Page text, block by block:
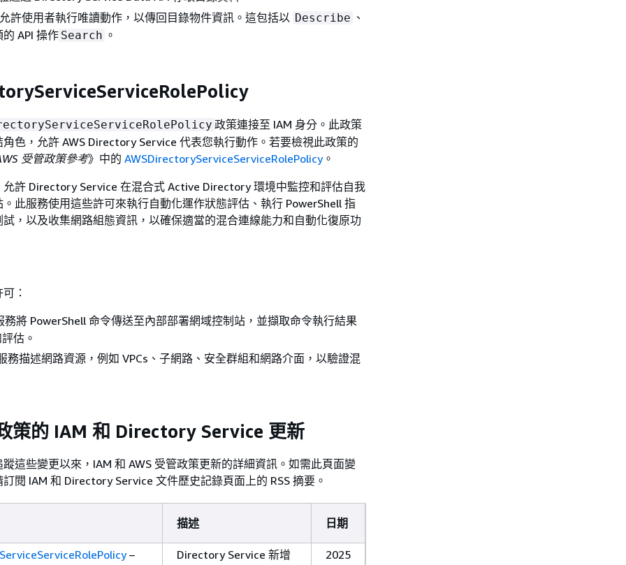
許使用者執行唯讀動作，以傳回目錄物件資訊。這包括以 Describe 、
的 API 操作 Search 。
政策連接至 IAM 身分。此政策
色，允許 AWS Directory Service 代表您執行動作。若要檢視此政策的
受管政策參考》中的 AWSDirectoryServiceServiceRolePolicy。
允許 Directory Service 在混合式 Active Directory 環境中監控和評估自我
此服務使用這些許可來執行自動化運作狀態評估、執行 PowerShell 指
，以及收集網路組態資訊，以確保適當的混合連線能力和自動化復原功
：
務將 PowerShell 命令傳送至內部部署網域控制站，並擷取命令執行結果
估。
務描述網路資源，例如 VPCs、子網路、安全群組和網路介面，以驗證混
策的 IAM 和 Directory Service 更新
這些變更以來，IAM 和 AWS 受管政策更新的詳細資訊。如需此頁面變
閱 IAM 和 Directory Service 文件歷史記錄頁面上的 RSS 摘要。
描述 日期
–
Directory Service 新增
2025